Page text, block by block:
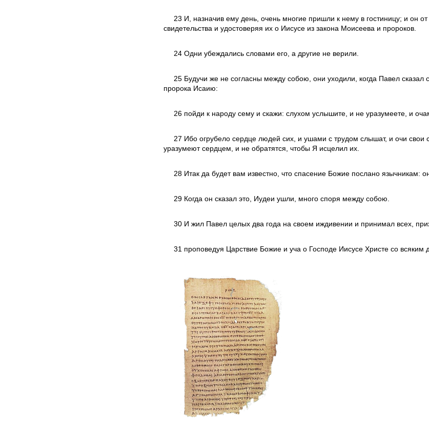
23 И, назначив ему день, очень многие пришли к нему в гостиницу; и он
свидетельства и удостоверяя их о Иисусе из закона Моисеева и пророков.
24 Одни убеждались словами его, а другие не верили.
25 Будучи же не согласны между собою, они уходили, когда Павел
пророка Исаию:
26 пойди к народу сему и скажи: слухом услышите, и не уразумеете, и
27 Ибо огрубело сердце людей сих, и ушами с трудом слышат, и очи
уразумеют сердцем, и не обратятся, чтобы Я исцелил их.
28 Итак да будет вам известно, что спасение Божие послано язычникам:
29 Когда он сказал это, Иудеи ушли, много споря между собою.
30 И жил Павел целых два года на своем иждивении и принимал всех,
31 проповедуя Царствие Божие и уча о Господе Иисусе Христе со всяким